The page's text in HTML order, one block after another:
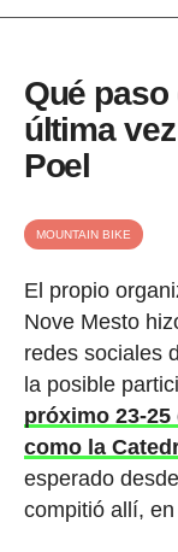
Qué paso
última
Poel
MOUNTAIN BIKE
El propio
Nove Mesto
redes sociales
la posible
próximo 23-
como la
esperado
compitió allí,